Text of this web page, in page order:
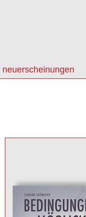
neuerscheinungen